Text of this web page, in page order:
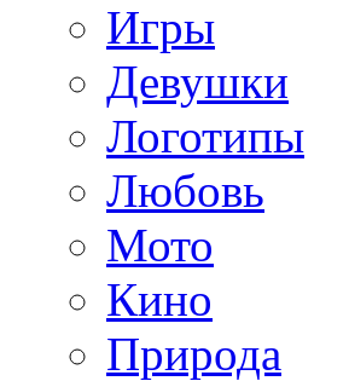
Игры
Девушки
Логотипы
Любовь
Мото
Кино
Природа